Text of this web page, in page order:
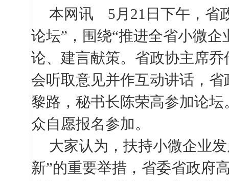
本网讯 5月 21 日下午 ，省
论坛”，围绕“推进全省小微
论、建言献策。省政协主席
会听取意见并作互动讲话，
黎路，秘书长陈荣高参加论坛
众自愿报名参加。
大家认为，扶持小微企业
新”的重要举措，省委省政府